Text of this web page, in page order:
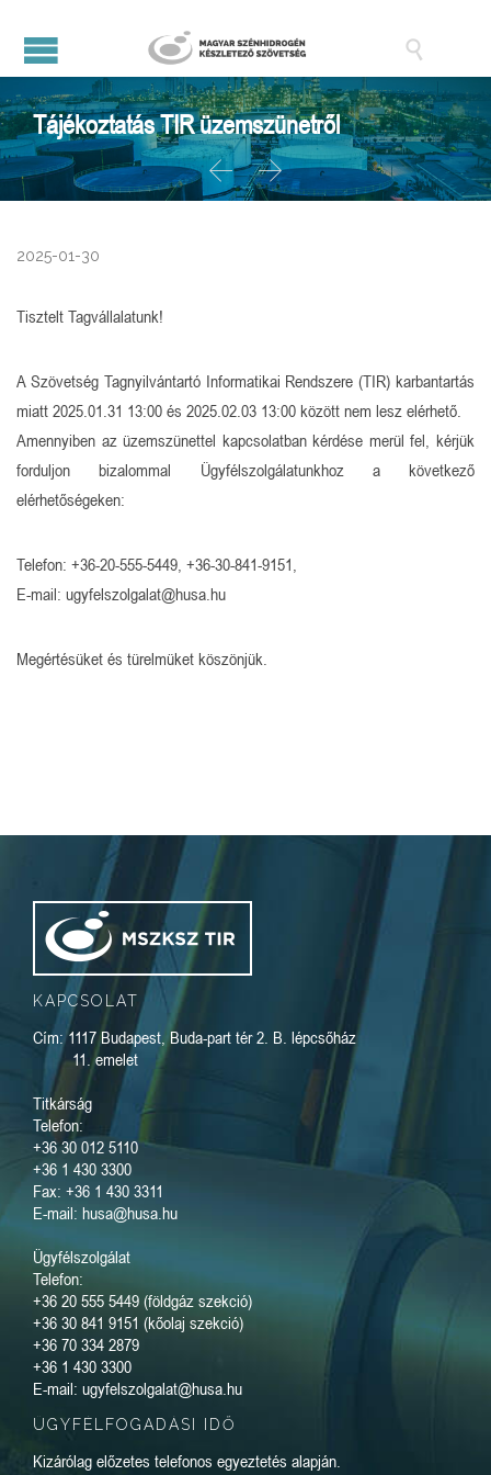

Tájékoztatás TIR üzemszünetről
 
2025-01-30
Tisztelt Tagvállalatunk!
A Szövetség Tagnyilvántartó Informatikai Rendszere (TIR) karbantartás
miatt 2025.01.31 13:00 és 2025.02.03 13:00 között nem lesz elérhető.
Amennyiben az üzemszünettel kapcsolatban kérdése merül fel, kérjük
forduljon bizalommal Ügyfélszolgálatunkhoz a következő
elérhetőségeken:
Telefon: +36-20-555-5449, +36-30-841-9151,
E-mail: ugyfelszolgalat@husa.hu
Megértésüket és türelmüket köszönjük.
KAPCSOLAT
Cím: 1117 Budapest, Buda-part tér 2. B. lépcsőház
11. emelet
Titkárság
Telefon:
+36 30 012 5110
+36 1 430 3300
Fax: +36 1 430 3311
E-mail: husa@husa.hu
Ügyfélszolgálat
Telefon:
+36 20 555 5449 (földgáz szekció)
+36 30 841 9151 (kőolaj szekció)
+36 70 334 2879
+36 1 430 3300
E-mail: ugyfelszolgalat@husa.hu
ÜGYFÉLFOGADÁSI IDŐ
Kizárólag előzetes telefonos egyeztetés alapján.